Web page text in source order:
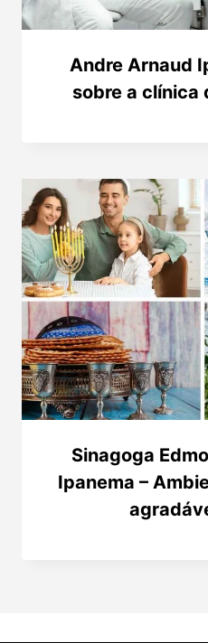
Andre Arnaud
sobre a clínica
Sinagoga
Ipanema –